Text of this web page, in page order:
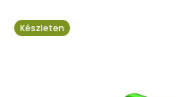
Készleten